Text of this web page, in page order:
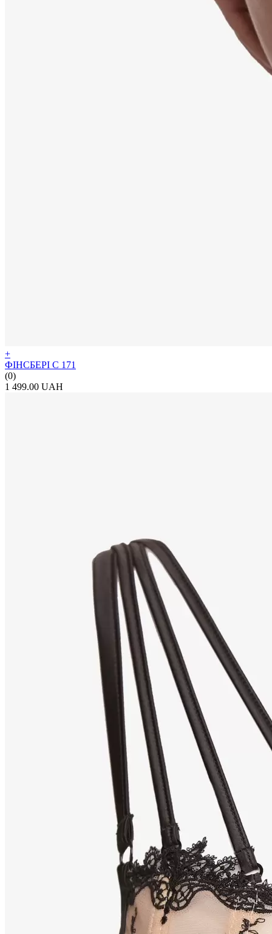
+
ФІНСБЕРІ С 171
(0)
1 499.00 UAH